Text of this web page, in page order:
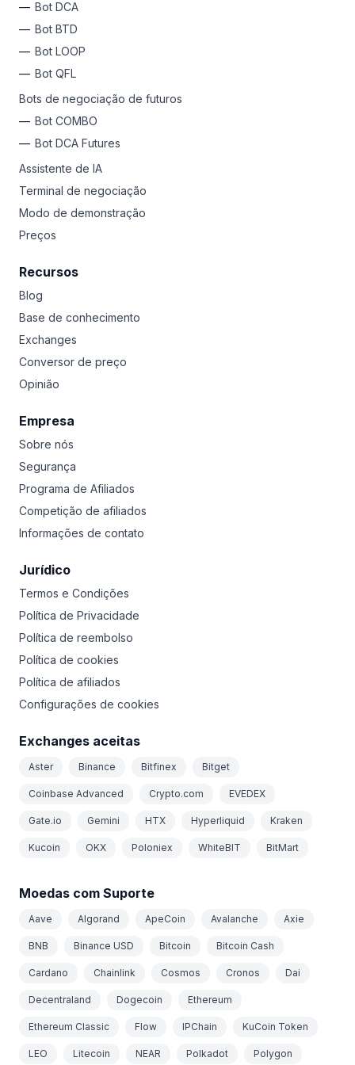
várias vezes. A paciência compensa muito no mundo
das criptomoedas.
Por que não experimentar a Bitsgap?
e acesse 17 exchanges em um só lugar, libere bots de
use ferramentas avançadas para garantir ganhos e
limitar perdas, HODL a longo prazo ou negocie
a Bitsgap é sua plataforma de lançamento para riquezas
em criptomoedas.
Bot DCA
Bot BTD
Bot LOOP
Bot QFL
Bots de negociação de futuros
Bot COMBO
Bot DCA Futures
Assistente de IA
Terminal de negociação
Modo de demonstração
Preços
Recursos
Blog
Base de conhecimento
Exchanges
Conversor de preço
Opinião
Empresa
Sobre nós
Segurança
Programa de Afiliados
Competição de afiliados
Informações de contato
Jurídico
Termos e Condições
Política de Privacidade
Política de reembolso
Política de cookies
Política de afiliados
Configurações de cookies
Exchanges aceitas
Aster Binance Bitfinex Bitget
Coinbase Advanced Crypto.com EVEDEX
Gate.io Gemini HTX Hyperliquid Kraken
Kucoin OKX Poloniex WhiteBIT BitMart
Moedas com Suporte
Aave Algorand ApeCoin Avalanche Axie
BNB Binance USD Bitcoin Bitcoin Cash
Cardano Chainlink Cosmos Cronos Dai
Decentraland Dogecoin Ethereum
Ethereum Classic Flow IPChain KuCoin Token
LEO Litecoin NEAR Polkadot Polygon